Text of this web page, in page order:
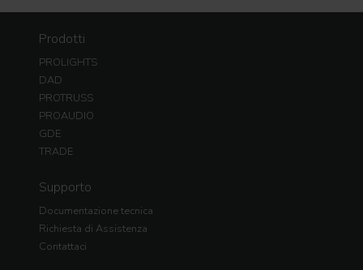
Prodotti
PROLIGHTS
DAD
PROTRUSS
PROAUDIO
GDE
TRADE
Supporto
Documentazione tecnica
Richiesta di Assistenza
Contattaci